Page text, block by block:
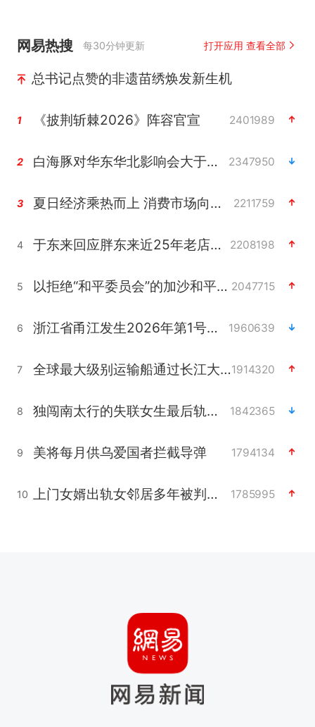
网易热搜 每30分钟更新 打开应用 查看全部
总书记点赞的非遗苗绣焕发新生机
1 《披荆斩棘2026》阵容官宣 2401989
2 白海豚对华东华北影响会大于巴威 2347950
3 夏日经济乘热而上 消费市场向新而行 2211759
4 于东来回应胖东来近25年老店年底关闭 2208198
5 以拒绝“和平委员会”的加沙和平计划 2047715
6 浙江省甬江发生2026年第1号洪水 1960639
7 全球最大级别运输船通过长江大桥1914320
8 独闯南太行的失联女生最后轨迹已确认 1842365
9 美将每月供乌爱国者拦截导弹 1794134
10 上门女婿出轨女邻居多年被判重婚罪 1785995